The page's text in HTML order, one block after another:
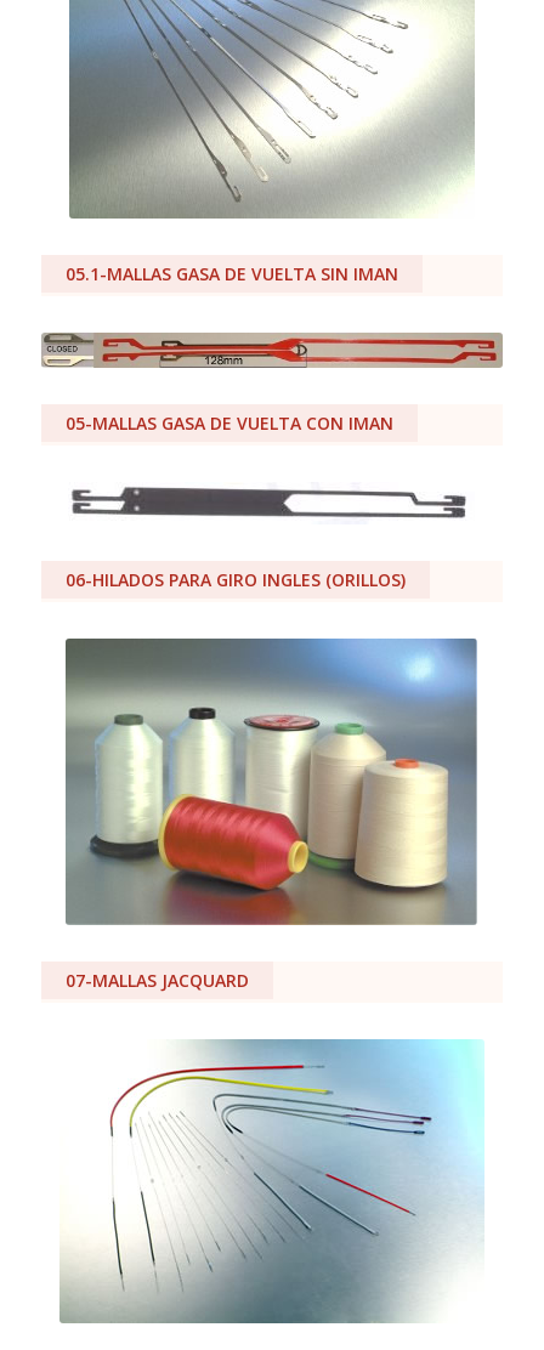
05.1-MALLAS GASA DE VUELTA SIN IMAN
05-MALLAS GASA DE VUELTA CON IMAN
06-HILADOS PARA GIRO INGLES (ORILLOS)
07-MALLAS JACQUARD